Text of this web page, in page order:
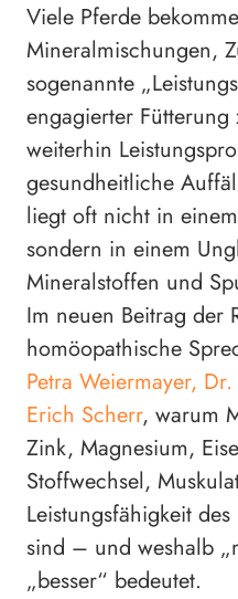
Viele Pferde
Mineralmischungen,
sogenannte
engagierter
weiterhin
gesundheitliche
liegt oft nicht in
sondern in einem
Mineralstoffen und
Im neuen Beitrag der
homöopathische
Petra Weiermayer,
Erich Scherr, warum
Zink, Magnesium,
Stoffwechsel,
Leistungsfähigkeit
sind – und weshalb
„besser“ bedeutet.